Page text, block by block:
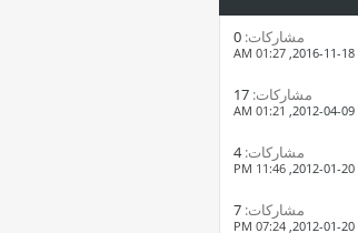
مشاركات:
01:27 AM
مشاركات:
01:21 AM
مشاركات:4
11:46 PM
مشاركات:
07:24 PM